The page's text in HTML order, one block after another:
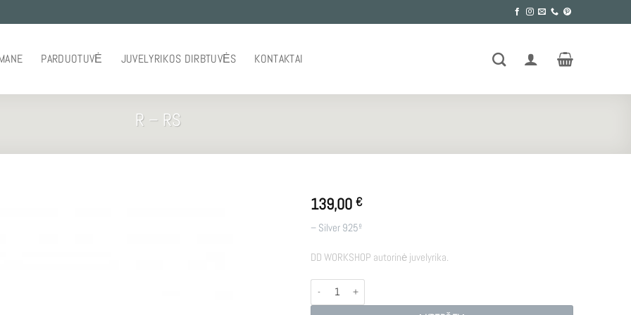
PARDUOTUVĖ JUVELYRIKOS DIRBTUVĖS KONTAKTAI
R – RS
139,00 €
– Silver 925º
DD WORKSHOP autorinė juvelyrika.
produkto kiekis: R - RS